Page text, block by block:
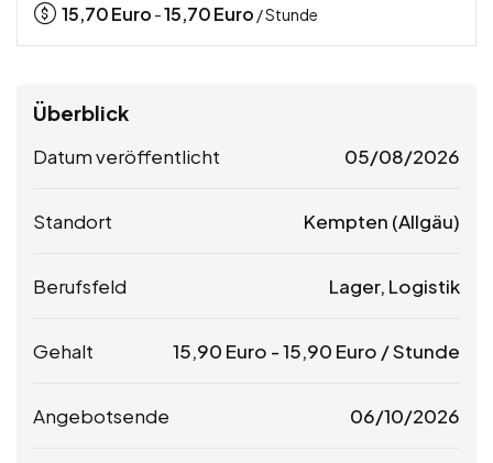
15,70Euro -15,70Euro / Stunde
Überblick
Datum veröffentlicht 05/08/2026
Standort Kempten (Allgäu)
Berufsfeld Lager, Logistik
Gehalt 15,90 Euro -15,90 Euro / Stunde
Angebotsende 06/10/2026